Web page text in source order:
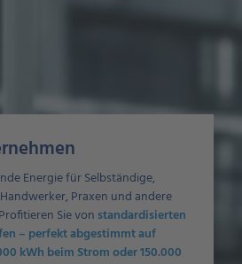
Energie für Selbständige,
Praxen und andere
Sie von standardisierten
– perfekt abgestimmt auf
kWh beim Strom oder 150.000